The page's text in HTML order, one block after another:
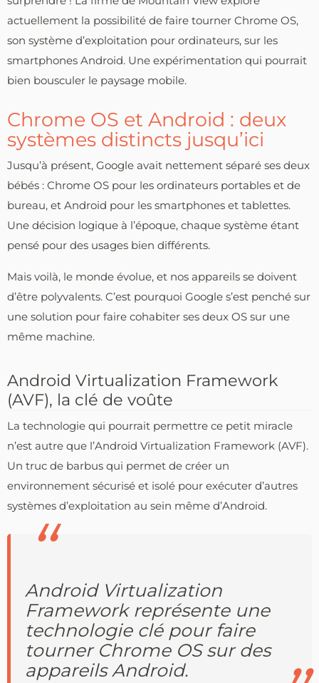
actuellement la possibilité de faire tourner Chrome OS,
son système d’exploitation pour ordinateurs, sur les
smartphones Android. Une expérimentation qui pourrait
bien bousculer le paysage mobile.
Chrome OS et Android : deux
systèmes distincts jusqu’ici
Jusqu’à présent, Google avait nettement séparé ses deux
bébés : Chrome OS pour les ordinateurs portables et de
bureau, et Android pour les smartphones et tablettes.
Une décision logique à l’époque, chaque système étant
pensé pour des usages bien différents.
Mais voilà, le monde évolue, et nos appareils se doivent
d’être polyvalents. C’est pourquoi Google s’est penché sur
une solution pour faire cohabiter ses deux OS sur une
même machine.
Android Virtualization Framework
(AVF), la clé de voûte
La technologie qui pourrait permettre ce petit miracle
n’est autre que l’Android Virtualization Framework (AVF).
Un truc de barbus qui permet de créer un
environnement sécurisé et isolé pour exécuter d’autres
systèmes d’exploitation au sein même d’Android.
Android Virtualization
Framework représente une
technologie clé pour faire
tourner Chrome OS sur des
appareils Android.